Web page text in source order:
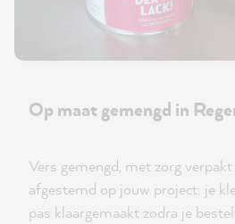
Op maat gemengd in
Vers gemengd, met zorg
afgestemd op jouw project: je
pas klaargemaakt zodra je